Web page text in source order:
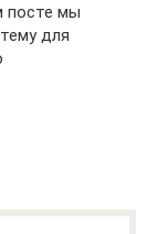
посте мы
для